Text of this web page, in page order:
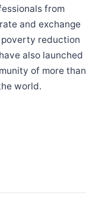
from
and exchange
reduction
also launched
of more than
world.